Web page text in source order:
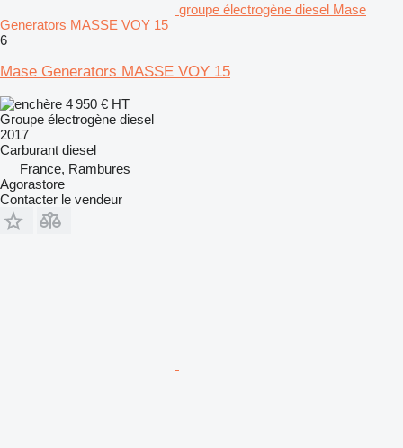
groupe électrogène diesel Mase
Generators MASSE VOY 15
6
Mase Generators MASSE VOY 15
4 950 € HT
Groupe électrogène diesel
2017
Carburant diesel
France, Rambures
Agorastore
Contacter le vendeur